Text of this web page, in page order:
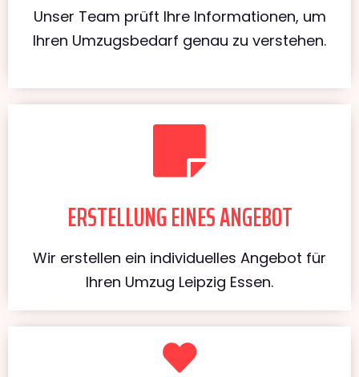
Unser Team prüft Ihre Informationen, um
Ihren Umzugsbedarf genau zu verstehen.
ERSTELLUNG EINES ANGEBOT
Wir erstellen ein individuelles Angebot für
Ihren Umzug Leipzig Essen.